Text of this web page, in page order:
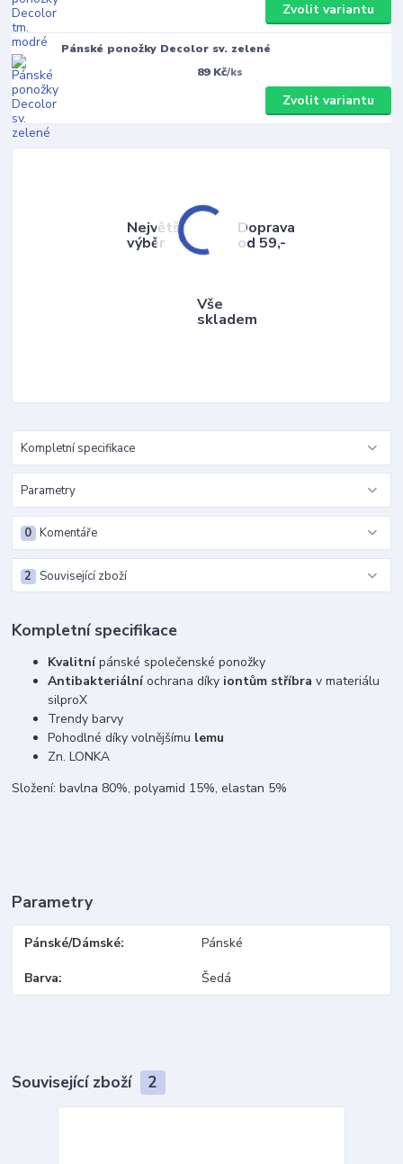
Zvolit variantu
Pánské ponožky Decolor sv. zelené
89 Kč/ks
Zvolit variantu
Největší
výběr
Doprava
od 59,-
Vše
skladem
Kompletní specifikace
Parametry
Komentáře
0
Související zboží
2
Kompletní specifikace
Kvalitnípánské společenské ponožky
Antibakteriálníochrana díky iontům stříbra v materiálu
silproX
Trendy barvy
Pohodlné díky volnějšímu lemu
Zn. LONKA
Složení: bavlna 80%, polyamid 15%, elastan 5%
Parametry
Pánské/Dámské Pánské
Barva Šedá
Související zboží 2